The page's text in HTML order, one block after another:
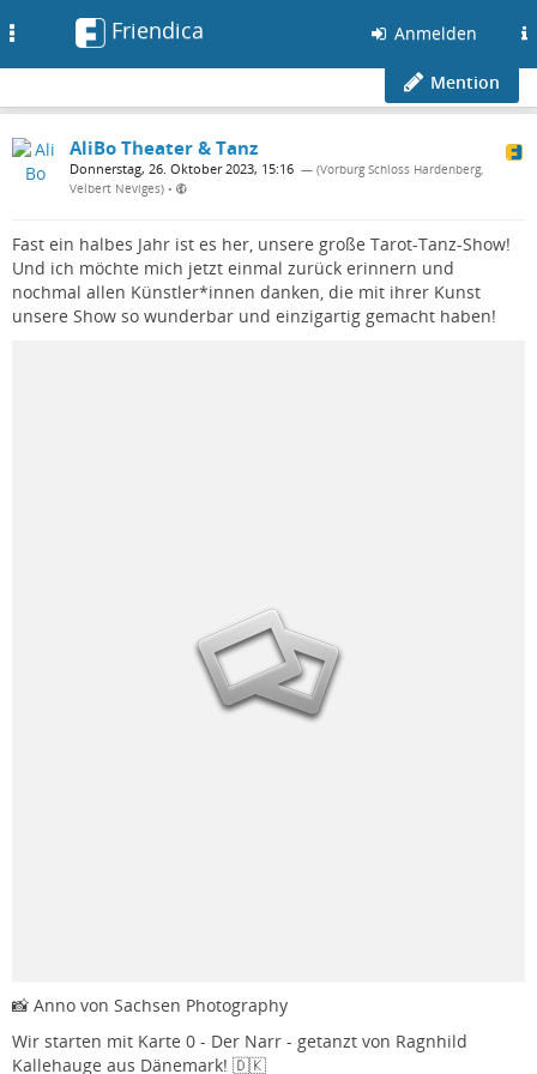
Friendica Anmelden
Mention
AliBo Theater & Tanz
Donnerstag, 26. Oktober 2023, 15:16 — (Vorburg Schloss Hardenberg,
Velbert Neviges) •
Fast ein halbes Jahr ist es her, unsere große Tarot-Tanz-Show!
Und ich möchte mich jetzt einmal zurück erinnern und
nochmal allen Künstler*innen danken, die mit ihrer Kunst
unsere Show so wunderbar und einzigartig gemacht haben!
📸 Anno von Sachsen Photography
Wir starten mit Karte 0 - Der Narr - getanzt von Ragnhild
Kallehauge aus Dänemark! 🇩🇰